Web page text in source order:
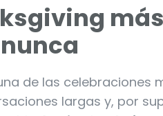
de las celebraciones
largas y, por